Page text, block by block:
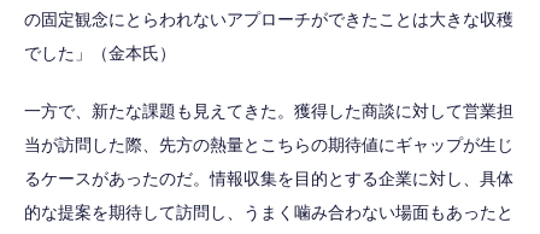
の固定観念にとらわれないアプローチができたことは大きな収穫
でした」（金本氏）
一方で、新たな課題も見えてきた。獲得した商談に対して営業担
当が訪問した際、先方の熱量とこちらの期待値にギャップが生じ
るケースがあったのだ。情報収集を目的とする企業に対し、具体
的な提案を期待して訪問し、うまく噛み合わない場面もあったと